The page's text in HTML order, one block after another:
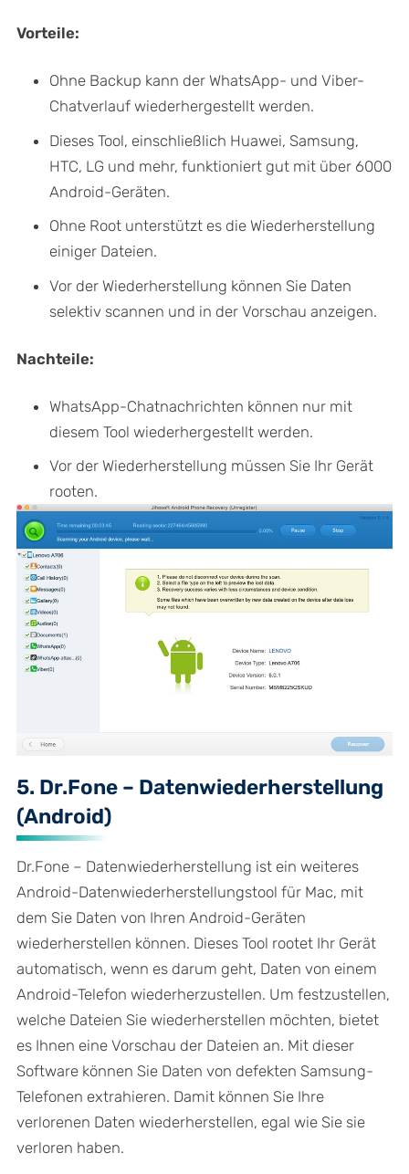
Vorteile:
Ohne Backup kann der WhatsApp- und Viber-
Chatverlauf wiederhergestellt werden.
Dieses Tool, einschließlich Huawei, Samsung,
HTC, LG und mehr, funktioniert gut mit über 6000
Android-Geräten.
Ohne Root unterstützt es die Wiederherstellung
einiger Dateien.
Vor der Wiederherstellung können Sie Daten
selektiv scannen und in der Vorschau anzeigen.
Nachteile:
WhatsApp-Chatnachrichten können nur mit
diesem Tool wiederhergestellt werden.
Vor der Wiederherstellung müssen Sie Ihr Gerät
rooten.
5. Dr.Fone – Datenwiederherstellung
(Android)
Dr.Fone – Datenwiederherstellung ist ein weiteres
Android-Datenwiederherstellungstool für Mac, mit
dem Sie Daten von Ihren Android-Geräten
wiederherstellen können. Dieses Tool rootet Ihr Gerät
automatisch, wenn es darum geht, Daten von einem
Android-Telefon wiederherzustellen. Um festzustellen,
welche Dateien Sie wiederherstellen möchten, bietet
es Ihnen eine Vorschau der Dateien an. Mit dieser
Software können Sie Daten von defekten Samsung-
Telefonen extrahieren. Damit können Sie Ihre
verlorenen Daten wiederherstellen, egal wie Sie sie
verloren haben.